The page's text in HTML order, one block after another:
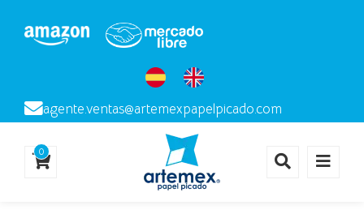
agente.ventas@artemexpapelpicado.com
0